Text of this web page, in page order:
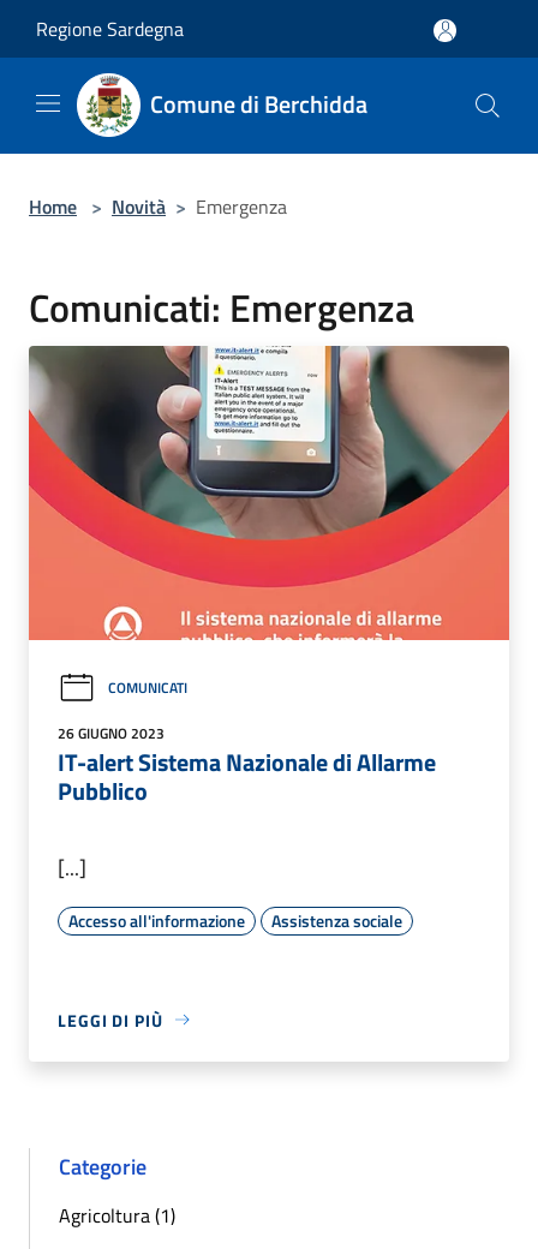
Regione Sardegna
Comune di Berchidda
Home > Novità > Emergenza
Comunicati: Emergenza
COMUNICATI
26 GIUGNO 2023
IT-alert Sistema Nazionale di Allarme
Pubblico
[...]
Accesso all'informazione Assistenza sociale
LEGGI DI PIÙ
Categorie
Agricoltura (1)